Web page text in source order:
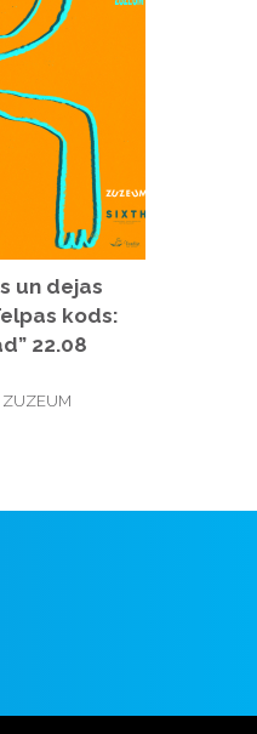
un dejas
kods:
22.08